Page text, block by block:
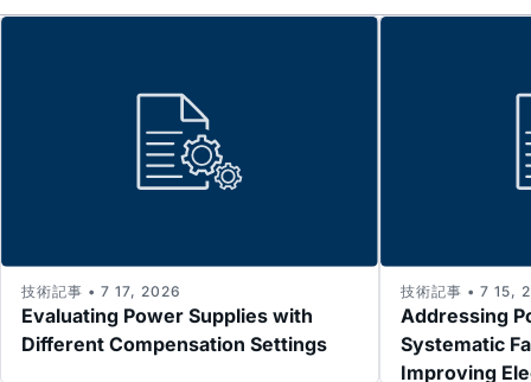
Evaluating Power Supplies with
Different Compensation Settings
技術記事 • 7 17, 2026
Addressing
Systematic
Improving
技術記事 • 7 15,